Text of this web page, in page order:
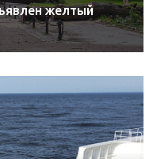
желтый